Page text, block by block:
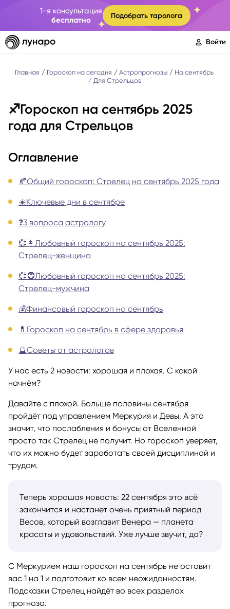
1-я консультация
бесплатно
Подобрать таролога
Войти
Главная Гороскоп на сегодня Астропрогнозы
На сентябрь
Для Стрельцов
♐️Гороскоп на сентябрь 2025
года для Стрельцов
Оглавление
🍂Общий гороскоп: Стрелец на сентябрь 2025 года
☀️Ключевые дни в сентябре
❓3 вопроса астрологу
💞👩Любовный гороскоп на сентябрь 2025:
Стрелец-женщина
💞🧔Любовный гороскоп на сентябрь 2025:
Стрелец-мужчина
💰Финансовый гороскоп на сентябрь
💊Гороскоп на сентябрь в сфере здоровья
🔮Советы от астрологов
У нас есть 2 новости: хорошая и плохая. С какой
начнём?
Давайте с плохой. Больше половины сентября
пройдёт под управлением Меркурия и Девы. А это
значит, что послабления и бонусы от Вселенной
просто так Стрелец не получит. Но гороскоп уверяет,
что их можно будет заработать своей дисциплиной и
трудом.
Теперь хорошая новость: 22 сентября это всё
закончится и настанет очень приятный период
Весов, который возглавит Венера — планета
красоты и удовольствий. Уже лучше звучит, да?
С Меркурием наш гороскоп на сентябрь не оставит
вас 1 на 1 и подготовит ко всем неожиданностям.
Подсказки Стрелец найдёт во всех разделах
прогноза.